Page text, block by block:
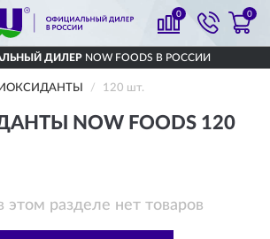
0 0
ДИЛЕРNOW FOODS В РОССИИ
120 шт.
NOW FOODS 120
этом разделе нет товаров